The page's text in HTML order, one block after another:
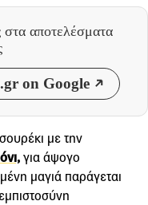
στα αποτελέσματα
on Google
με την
για άψογο
μαγιά παράγεται